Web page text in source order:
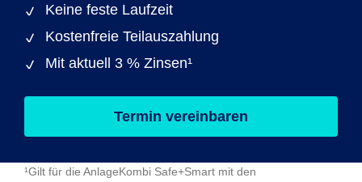
Keine feste Laufzeit
Kostenfreie Teilauszahlung
Mit aktuell 3 % Zinsen¹
Termin vereinbaren
¹Gilt für die AnlageKombi Safe+Smart mit den